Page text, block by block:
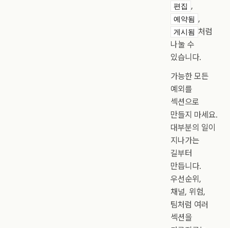
편집 ,
예약됨 ,
게시됨 처럼
나눌 수
있습니다.
가능한 모든
예외를
섹션으로
만들지 마세요.
대부분의 일이
지나가는
길부터
만듭니다.
우선순위,
채널, 위험,
팀처럼 여러
섹션을